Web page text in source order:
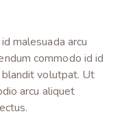
malesuada arcu
commodo id id
volutpat. Ut
arcu aliquet